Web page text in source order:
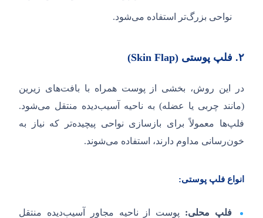
نواحی بزرگ‌تر استفاده می‌شود.
۲. فلپ پوستی (Skin Flap
)
در این روش، بخشی از پوست همراه با بافت‌های زیرین
(مانند چربی یا عضله) به ناحیه آسیب‌دیده منتقل می‌شود.
فلپ‌ها معمولاً برای بازسازی نواحی پیچیده‌تر که نیاز به
خون‌رسانی مداوم دارند، استفاده می‌شوند.
انواع فلپ پوستی:
فلپ محلی: پوست از ناحیه مجاور آسیب‌دیده منتقل